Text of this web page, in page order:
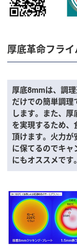
厚底革命フライ
厚底8mmは、調
だけでの簡単調理
します。また、
を実現するため、
頂けます。火力が
に保てるのでキャ
にもオススメです。